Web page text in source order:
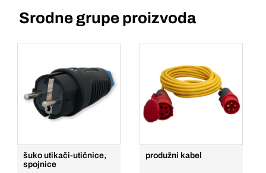
Srodne grupe proizvoda
šuko utikači-utičnice,
spojnice
produžni kabel